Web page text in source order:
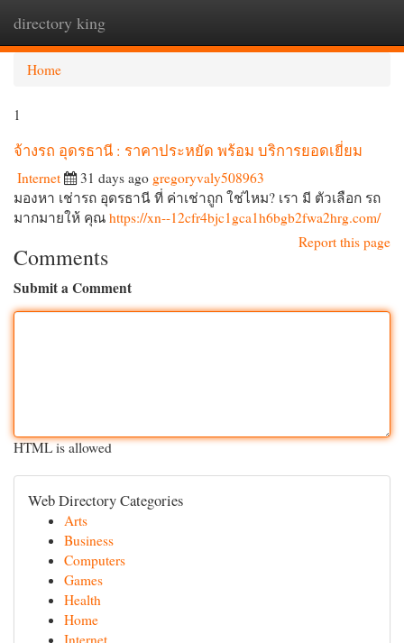
directory king
Home
1
จ้างรถ อุดรธานี : ราคาประหยัด พร้อม บริการยอดเยี่ยม
Internet 31 days ago gregoryvaly508963
มองหา เช่ารถ อุดรธานี ที่ ค่าเช่าถูก ใช่ไหม? เรา มี ตัวเลือก รถ
มากมายให้ คุณ https://xn--12cfr4bjc1gca1h6bgb2fwa2hrg.com/
Report this page
Comments
Submit a Comment
HTML is allowed
Web Directory Categories
Arts
Business
Computers
Games
Health
Home
Internet